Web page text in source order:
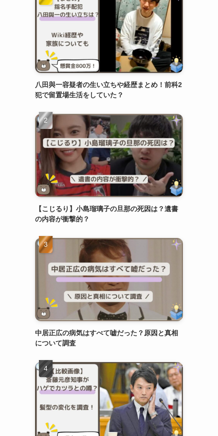
八田與一容疑者の生い立ちや経歴まとめ！前科2
犯で留置場生活をしていた？
【こじるり】小島瑠璃子の旦那の死因は？遺書
の内容が衝撃的？
中居正広の病気はすべて嘘だった？原因と真相
について調査